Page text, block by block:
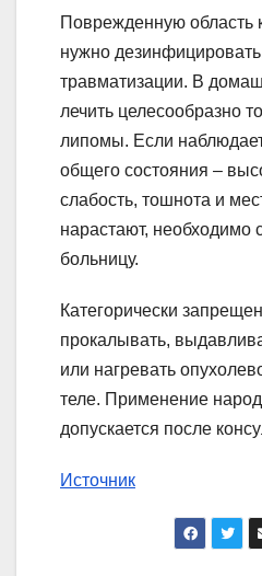
Поврежденную область
нужно
травматизации. В
лечить целесообразно
липомы. Если
общего состояния –
слабость, тошнота и
нарастают, необходимо
больницу.
Категорически
прокалывать,
или нагревать
теле. Применение
допускается после
Источник